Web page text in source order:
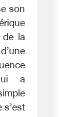
son
la
a
s’est